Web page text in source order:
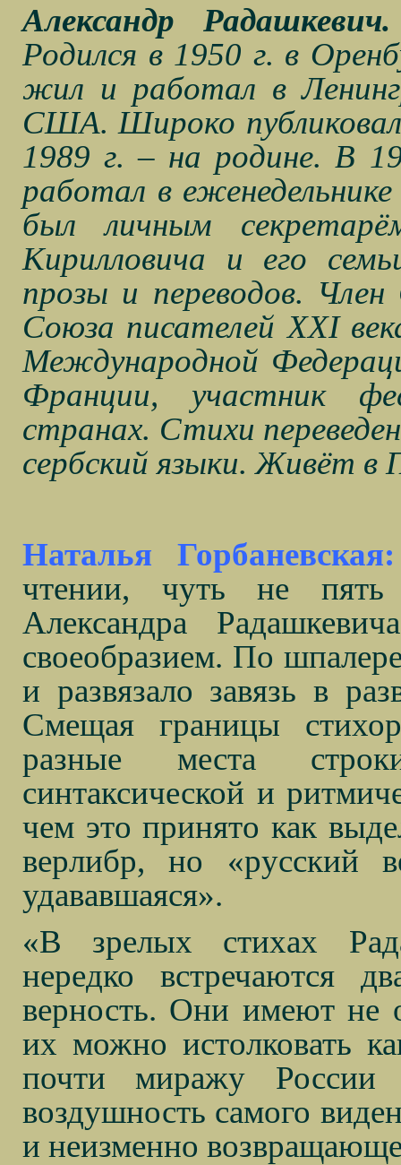
Александр Радашкевич.
Родился в 1950 г. в
жил и работал в
США. Широко
1989 г. – на родине. В
работал в
был личным
Кирилловича и его
прозы и переводов.
Союза писателей XXI
Международной
Франции, участник
странах. Стихи
сербский языки. Живёт в
Наталья Горбаневская:
чтении, чуть не пять
Александра
своеобразием. По
и развязало завязь в
Смещая границы
разные места
синтаксической и
чем это принято как
верлибр, но «русский
удававшаяся».
«В зрелых стихах
нередко встречаются
верность. Они имеют не
их можно истолковать
почти миражу России
воздушность самого
и неизменно